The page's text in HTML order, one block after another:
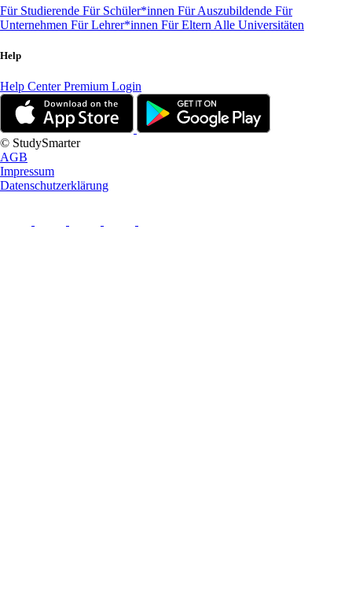
Für Studierende Für Schüler*innen Für Auszubildende Für
Unternehmen Für Lehrer*innen Für Eltern Alle Universitäten
Help
Help CenterPremium Login
© StudySmarter
AGB
Impressum
Datenschutzerklärung